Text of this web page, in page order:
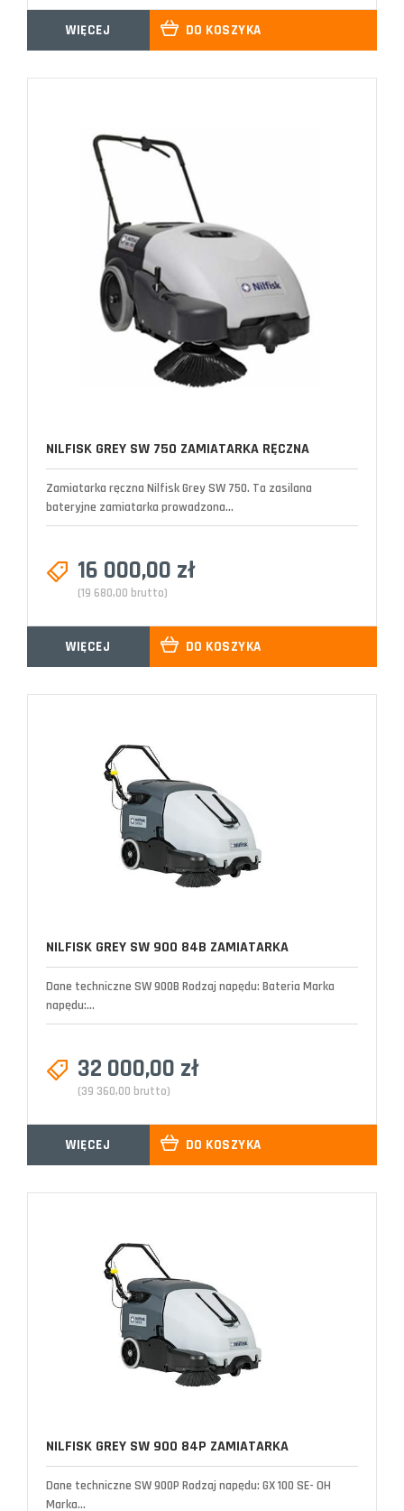
WIĘCEJ DO KOSZYKA
NILFISK GREY SW 750 ZAMIATARKA RĘCZNA
Zamiatarka ręczna Nilfisk Grey SW 750. Ta zasilana
bateryjne zamiatarka prowadzona...
16 000,00 zł
(19 680,00 brutto)
WIĘCEJ DO KOSZYKA
NILFISK GREY SW 900 84B ZAMIATARKA
Dane techniczne SW 900B Rodzaj napędu: Bateria Marka
napędu:...
32 000,00 zł
(39 360,00 brutto)
WIĘCEJ DO KOSZYKA
NILFISK GREY SW 900 84P ZAMIATARKA
Dane techniczne SW 900P Rodzaj napędu: GX 100 SE- OH
Marka...